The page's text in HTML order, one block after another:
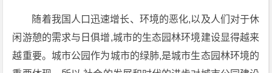
随着我国人口迅速增长、环境的恶化,以及人们对于休
闲游憩的需求与日俱增,城市的生态园林环境建设显得越来
越重要。城市公园作为城市的绿肺,是城市生态园林环境的